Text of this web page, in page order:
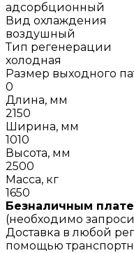
адсорбционный
Вид охлаждения
воздушный
Тип регенерации
холодная
Размер выходного
0
Длина, мм
2150
Ширина, мм
1010
Высота, мм
2500
Масса, кг
1650
Безналичным
(необходимо
Доставка в любой
помощью